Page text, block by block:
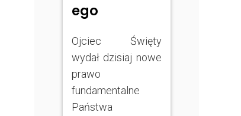
ego
Ojciec Święty
wydał dzisiaj nowe
prawo
fundamentalne
Państwa